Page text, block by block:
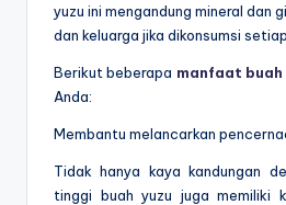
yuzu ini mengandung mineral dan
dan keluarga jika dikonsumsi
Berikut beberapa manfaat buah
Anda:
Membantu melancarkan
Tidak hanya kaya kandungan
tinggi buah yuzu juga memiliki